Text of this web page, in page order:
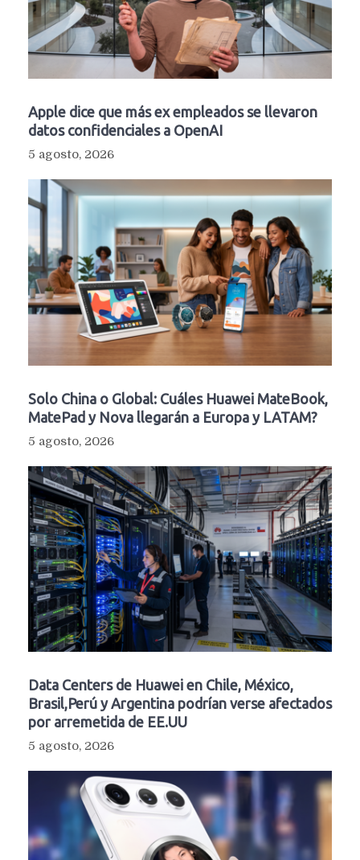
Apple dice que más ex empleados se llevaron
datos confidenciales a OpenAI
5 agosto, 2026
Solo China o Global: Cuáles Huawei MateBook,
MatePad y Nova llegarán a Europa y LATAM?
5 agosto, 2026
Data Centers de Huawei en Chile, México,
Brasil,Perú y Argentina podrían verse afectados
por arremetida de EE.UU
5 agosto, 2026